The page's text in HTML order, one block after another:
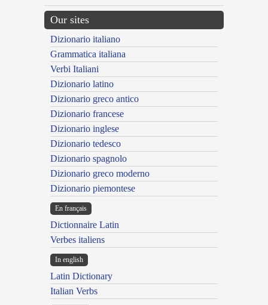
Our sites
Dizionario italiano
Grammatica italiana
Verbi Italiani
Dizionario latino
Dizionario greco antico
Dizionario francese
Dizionario inglese
Dizionario tedesco
Dizionario spagnolo
Dizionario greco moderno
Dizionario piemontese
En français
Dictionnaire Latin
Verbes italiens
In english
Latin Dictionary
Italian Verbs